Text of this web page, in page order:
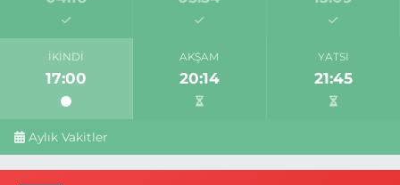
İKINDI
17:00
AKŞAM
20:14
YATSI
21:45
Aylık Vakitler